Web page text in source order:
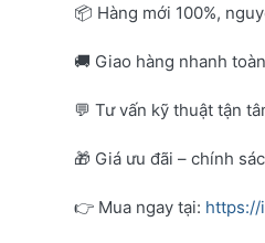
📦 Hàng mới 100%,
🚚 Giao hàng nhanh
💬 Tư vấn kỹ thuật tận
🎁 Giá ưu đãi – chính
👉 Mua ngay tại: https://